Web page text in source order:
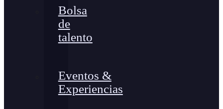
Bolsa
de
talento
Eventos &
Experiencias